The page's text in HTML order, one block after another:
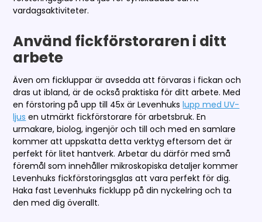
vardagsaktiviteter.
Använd fickförstoraren i ditt
arbete
Även om fickluppar är avsedda att förvaras i fickan och
dras ut ibland, är de också praktiska för ditt arbete. Med
en förstoring på upp till 45x är Levenhukslupp med UV-
ljus en utmärkt fickförstorare för arbetsbruk. En
urmakare, biolog, ingenjör och till och med en samlare
kommer att uppskatta detta verktyg eftersom det är
perfekt för litet hantverk. Arbetar du därför med små
föremål som innehåller mikroskopiska detaljer kommer
Levenhuks fickförstoringsglas att vara perfekt för dig.
Haka fast Levenhuks ficklupp på din nyckelring och ta
den med dig överallt.